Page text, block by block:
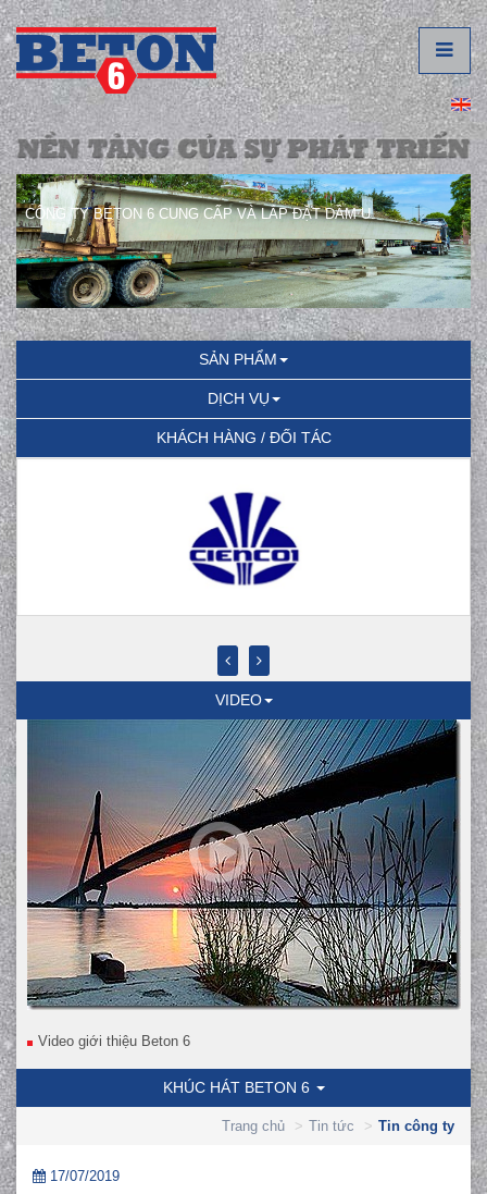
CÔNG TY BETON 6 CUNG CẤP VÀ LẮP ĐẶT DẦM U.
SẢN PHẨM
DỊCH VỤ
KHÁCH HÀNG / ĐỐI TÁC
VIDEO
Video giới thiệu Beton 6
KHÚC HÁT BETON 6
Trang chủ Tin tức Tin công ty
17/07/2019